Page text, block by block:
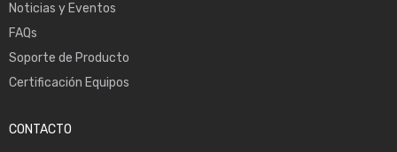
Noticias y Eventos
FAQs
Soporte de Producto
Certificación Equipos
CONTACTO